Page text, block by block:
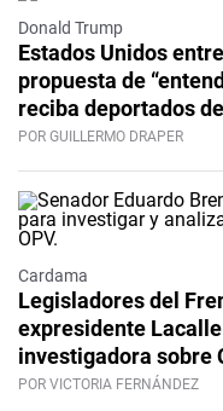
Donald Trump
Estados Unidos
propuesta de
reciba deportados
POR GUILLERMO DRAPER
Cardama
Legisladores del
expresidente
investigadora sobre
POR VICTORIA FERNÁNDEZ